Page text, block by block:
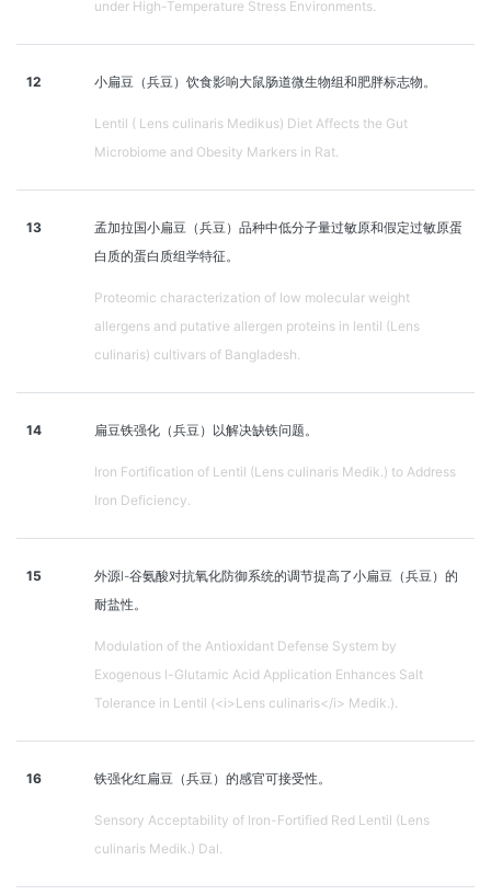
under High-Temperature Stress Environments.
12 小扁豆（兵豆）饮食影响大鼠肠道微生物组和肥胖标志物。
Lentil ( Lens culinaris Medikus) Diet Affects the Gut
Microbiome and Obesity Markers in Rat.
13
孟加拉国小扁豆（兵豆）品种中低分子量过敏原和假定过敏原蛋
白质的蛋白质组学特征。
Proteomic characterization of low molecular weight
allergens and putative allergen proteins in lentil (Lens
culinaris) cultivars of Bangladesh.
14 扁豆铁强化（兵豆）以解决缺铁问题。
Iron Fortification of Lentil (Lens culinaris Medik.) to Address
Iron Deficiency.
15
外源l-谷氨酸对抗氧化防御系统的调节提高了小扁豆（兵豆）的
耐盐性。
Modulation of the Antioxidant Defense System by
Exogenous l-Glutamic Acid Application Enhances Salt
Tolerance in Lentil (<i>Lens culinaris</i> Medik.).
16 铁强化红扁豆（兵豆）的感官可接受性。
Sensory Acceptability of Iron-Fortified Red Lentil (Lens
culinaris Medik.) Dal.